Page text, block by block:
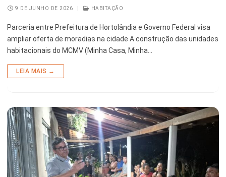
9 DE JUNHO DE 2026 HABITAÇÃO
Parceria entre Prefeitura de Hortolândia e Governo Federal visa
ampliar oferta de moradias na cidade A construção das unidades
habitacionais do MCMV (Minha Casa, Minha…
LEIA MAIS →